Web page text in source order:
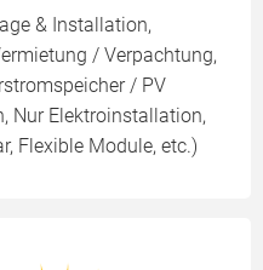
& Installation,
/ Verpachtung,
/ PV
Nur Elektroinstallation,
Flexible Module, etc.)